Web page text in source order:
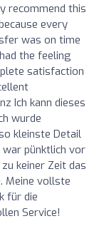
recommend this
every
was on time
the feeling
satisfaction
Ich kann dieses
wurde
kleinste Detail
pünktlich vor
keiner Zeit das
Meine vollste
für die
Service!